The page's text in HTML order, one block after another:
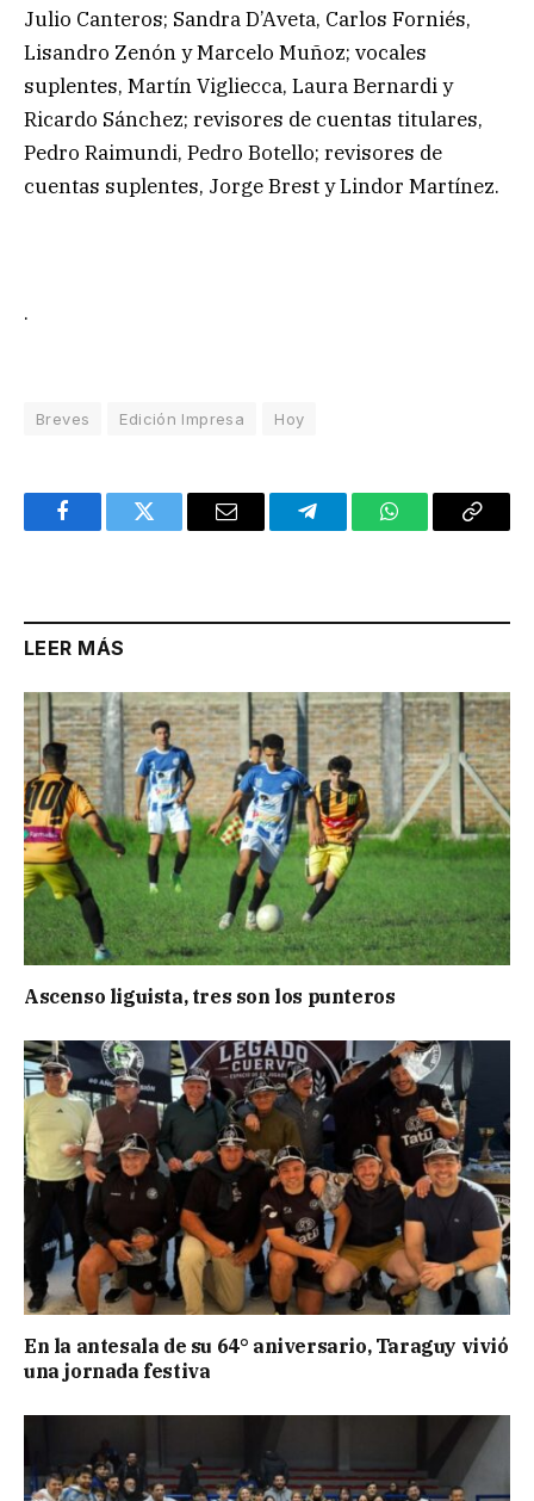
Julio Canteros; Sandra D’Aveta, Carlos Forniés,
Lisandro Zenón y Marcelo Muñoz; vocales
suplentes, Martín Vigliecca, Laura Bernardi y
Ricardo Sánchez; revisores de cuentas titulares,
Pedro Raimundi, Pedro Botello; revisores de
cuentas suplentes, Jorge Brest y Lindor Martínez.
.
Breves Edición Impresa Hoy
FacebookTwitter Email TelegramWhatsAppCopy
LEER MÁS
Ascenso liguista, tres son los punteros
En la antesala de su 64° aniversario, Taraguy vivió
una jornada festiva